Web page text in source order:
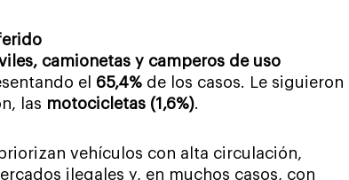
camionetas y camperos de uso
el 65,4% de los casos. Le siguieron
las motocicletas (1,6%).
vehículos con alta circulación,
ilegales y, en muchos casos, con